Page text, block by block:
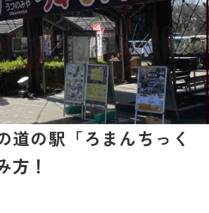
道の駅「ろまんちっく
方！
フィルムコミ
ッション
MICE
Languag
e
フォトダウン
ロード